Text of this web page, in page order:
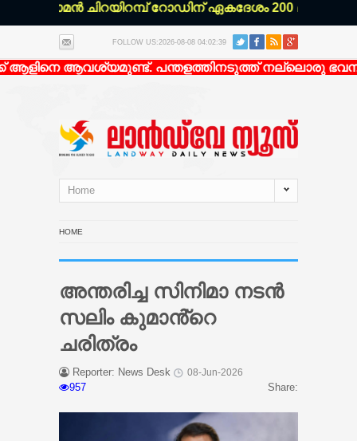
ചിറയിറമ്പ് റോഡിന് ഏകദേശം 200 മീറ്റർ
FOLLOW US:2026-08-08 04:02:39
ആവശ്യമുണ്ട്. പന്തളത്തിനടുത്ത് നല്ലൊരു
Home
HOME
അന്തരിച്ച സിനിമാ നടൻ
സലിം കുമാൻ്റെ
ചരിത്രം
Reporter: News Desk 08-Jun-2026
957 Share: